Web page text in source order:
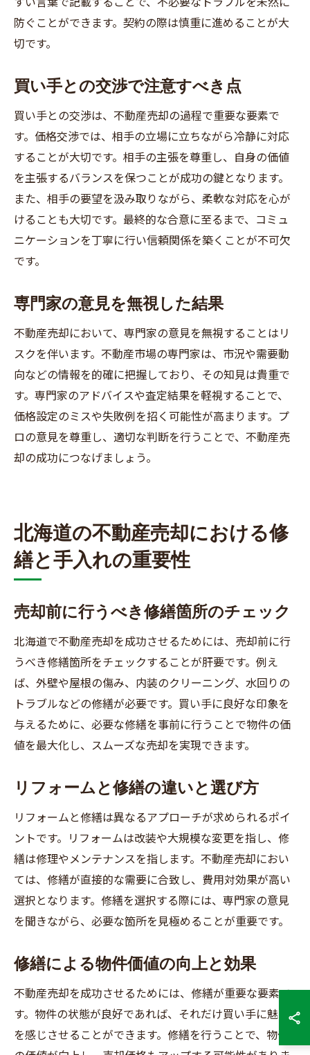
防ぐことができます。契約の際は慎重に進めることが大
切です。
買い手との交渉で注意すべき点
買い手との交渉は、不動産売却の過程で重要な要素で
す。価格交渉では、相手の立場に立ちながら冷静に対応
することが大切です。相手の主張を尊重し、自身の価値
を主張するバランスを保つことが成功の鍵となります。
また、相手の要望を汲み取りながら、柔軟な対応を心が
けることも大切です。最終的な合意に至るまで、コミュ
ニケーションを丁寧に行い信頼関係を築くことが不可欠
です。
専門家の意見を無視した結果
不動産売却において、専門家の意見を無視することはリ
スクを伴います。不動産市場の専門家は、市況や需要動
向などの情報を的確に把握しており、その知見は貴重で
す。専門家のアドバイスや査定結果を軽視することで、
価格設定のミスや失敗例を招く可能性が高まります。プ
ロの意見を尊重し、適切な判断を行うことで、不動産売
却の成功につなげましょう。
北海道の不動産売却における修
繕と手入れの重要性
売却前に行うべき修繕箇所のチェック
北海道で不動産売却を成功させるためには、売却前に行
うべき修繕箇所をチェックすることが肝要です。例え
ば、外壁や屋根の傷み、内装のクリーニング、水回りの
トラブルなどの修繕が必要です。買い手に良好な印象を
与えるために、必要な修繕を事前に行うことで物件の価
値を最大化し、スムーズな売却を実現できます。
リフォームと修繕の違いと選び方
リフォームと修繕は異なるアプローチが求められるポイ
ントです。リフォームは改装や大規模な変更を指し、修
繕は修理やメンテナンスを指します。不動産売却におい
ては、修繕が直接的な需要に合致し、費用対効果が高い
選択となります。修繕を選択する際には、専門家の意見
を聞きながら、必要な箇所を見極めることが重要です。
修繕による物件価値の向上と効果
不動産売却を成功させるためには、修繕が重要な要素で
す。物件の状態が良好であれば、それだけ買い手に魅力
を感じさせることができます。修繕を行うことで、物件